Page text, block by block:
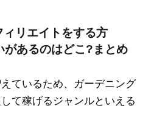
リエイトをする方
があるのはどこ?まとめ
ているため、ガーデニング
て稼げるジャンルといえる